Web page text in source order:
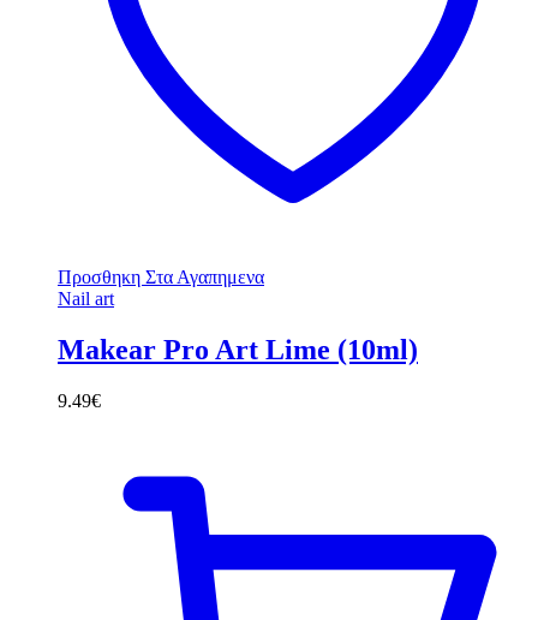
Προσθηκη Στα Αγαπημενα
Nail art
Makear Pro Art Lime (10ml)
9.49€